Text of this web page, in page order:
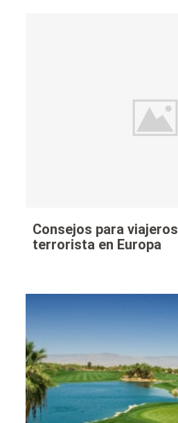
Consejos para
terrorista en Europa